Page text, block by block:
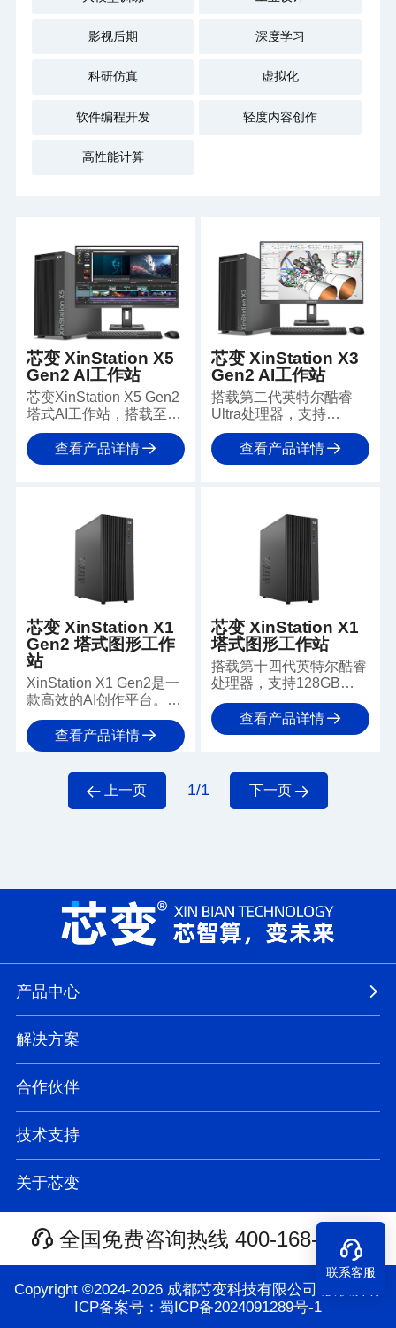
影视后期 深度学习
科研仿真 虚拟化
软件编程开发 轻度内容创作
高性能计算
芯变 XinStation X5
Gen2 AI工作站
芯变XinStation X5 Gen2
塔式AI工作站，搭载至强
W系列处理器与W790芯
片组，以稳定可靠为核
心，提供双GPU支持、
是专业内容创作、AI模型
推理等专业负载的坚实平
查看产品详情
芯变 XinStation X3
Gen2 AI工作站
搭载第二代英特尔酷睿
Ultra处理器，支持
256GB DDR5内存、
PCIe 5.0显卡及多高速固
态，结合高可靠供电，保
让创意无忧施展。
查看产品详情
芯变 XinStation X1
Gen2 塔式图形工作
站
XinStation X1 Gen2是一
款高效的AI创作平台。它
基于全新酷睿Ultra处理器
与PCIe 5.0单显卡架构，
提供128GB内存和极速存
度AI推理、3D设计及视
频剪辑等专业应用，助力
查看产品详情
芯变 XinStation X1
塔式图形工作站
搭载第十四代英特尔酷睿
处理器，支持128GB
DDR5内存与高速存储，
具备强大的扩展能力，为
入门级AI计算与专业创作
查看产品详情
上一页 1/1 下一页
产品中心
解决方案
合作伙伴
技术支持
关于芯变
全国免费咨询热线 400-168-9821
Copyright ©2024-2026 成都芯变科技有限公司 版权所有
ICP备案号：蜀ICP备2024091289号-1
联系客服